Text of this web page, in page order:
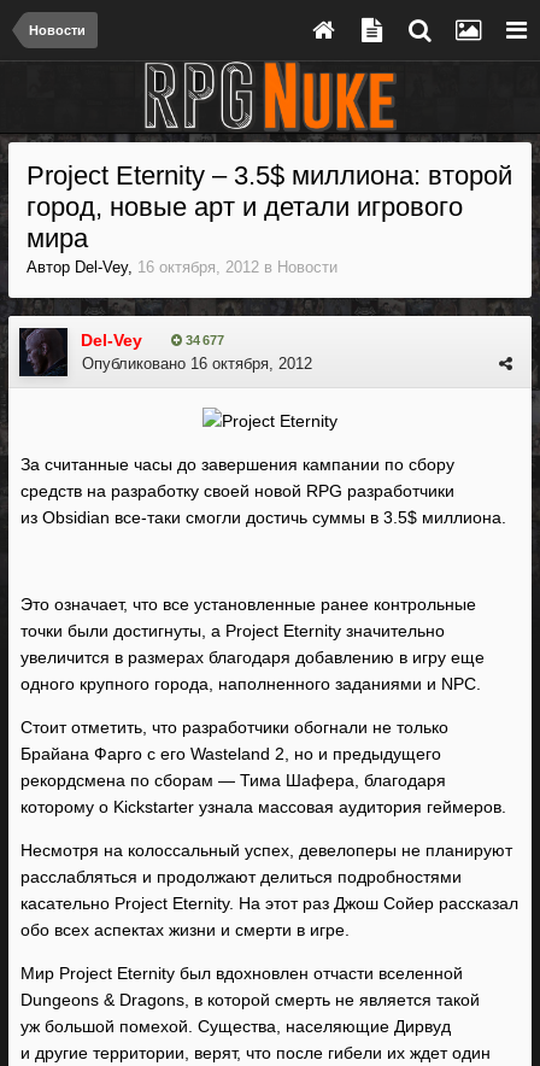
Новости
Project Eternity – 3.5$ миллиона: второй
город, новые арт и детали игрового
мира
Автор Del-Vey, 16 октября, 2012 в Новости
Del-Vey 34 677
Опубликовано 16 октября, 2012
За считанные часы до завершения кампании по сбору
средств на разработку своей новой RPG разработчики
из Obsidian все-таки смогли достичь суммы в 3.5$ миллиона.
Это означает, что все установленные ранее контрольные
точки были достигнуты, а Project Eternity значительно
увеличится в размерах благодаря добавлению в игру еще
одного крупного города, наполненного заданиями и NPC.
Стоит отметить, что разработчики обогнали не только
Брайана Фарго с его Wasteland 2, но и предыдущего
рекордсмена по сборам — Тима Шафера, благодаря
которому о Kickstarter узнала массовая аудитория геймеров.
Несмотря на колоссальный успех, девелоперы не планируют
расслабляться и продолжают делиться подробностями
касательно Project Eternity. На этот раз Джош Сойер рассказал
обо всех аспектах жизни и смерти в игре.
Мир Project Eternity был вдохновлен отчасти вселенной
Dungeons & Dragons, в которой смерть не является такой
уж большой помехой. Существа, населяющие Дирвуд
и другие территории, верят, что после гибели их ждет один